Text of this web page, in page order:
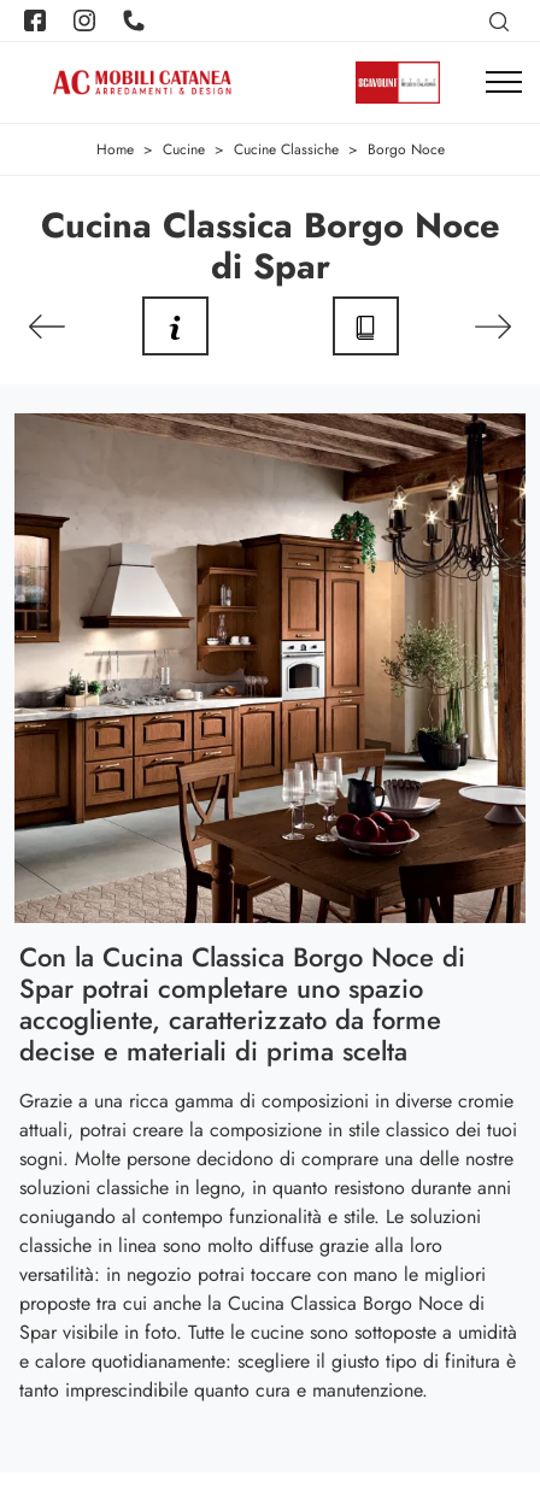
Home > Cucine > Cucine Classiche > Borgo Noce
Cucina Classica Borgo Noce
di Spar
Con la Cucina Classica Borgo Noce di
Spar potrai completare uno spazio
accogliente, caratterizzato da forme
decise e materiali di prima scelta
Grazie a una ricca gamma di composizioni in diverse cromie
attuali, potrai creare la composizione in stile classico dei tuoi
sogni. Molte persone decidono di comprare una delle nostre
soluzioni classiche in legno, in quanto resistono durante anni
coniugando al contempo funzionalità e stile. Le soluzioni
classiche in linea sono molto diffuse grazie alla loro
versatilità: in negozio potrai toccare con mano le migliori
proposte tra cui anche la Cucina Classica Borgo Noce di
Spar visibile in foto. Tutte le cucine sono sottoposte a umidità
e calore quotidianamente: scegliere il giusto tipo di finitura è
tanto imprescindibile quanto cura e manutenzione.